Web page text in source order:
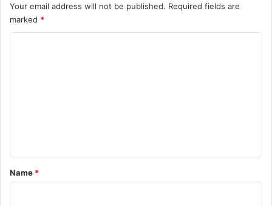
Your email address will not be published. Required fields are
marked *
*
Name *